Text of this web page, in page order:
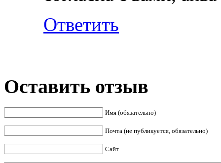
Ответить
Оставить отзыв
Имя (обязательно)
Почта (не публикуется, обязательно)
Сайт